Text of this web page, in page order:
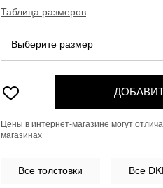
Таблица размеров
Выберите размер
Цены в интернет-магазине могут
магазинах
Все толстовки Все